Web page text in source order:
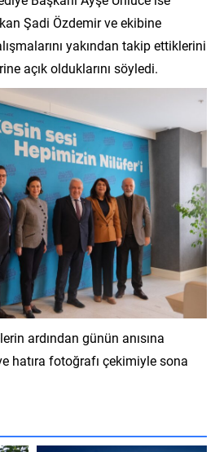
Şadi Özdemir ve ekibine
yakından takip ettiklerini
açık olduklarını söyledi.
ardından günün anısına
hatıra fotoğrafı çekimiyle sona